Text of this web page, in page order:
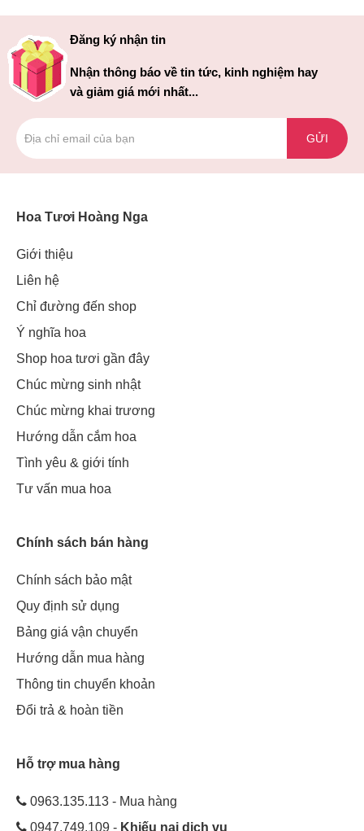
Đăng ký nhận tin
Nhận thông báo về tin tức, kinh nghiệm hay
và giảm giá mới nhất...
GỬI
Hoa Tươi Hoàng Nga
Giới thiệu
Liên hệ
Chỉ đường đến shop
Ý nghĩa hoa
Shop hoa tươi gần đây
Chúc mừng sinh nhật
Chúc mừng khai trương
Hướng dẫn cắm hoa
Tình yêu & giới tính
Tư vấn mua hoa
Chính sách bán hàng
Chính sách bảo mật
Quy định sử dụng
Bảng giá vận chuyển
Hướng dẫn mua hàng
Thông tin chuyển khoản
Đổi trả & hoàn tiền
Hỗ trợ mua hàng
0963.135.113 - Mua hàng
0947.749.109 - Khiếu nại dịch vụ